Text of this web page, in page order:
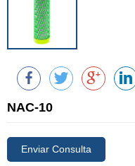
NAC-10
Enviar Consulta